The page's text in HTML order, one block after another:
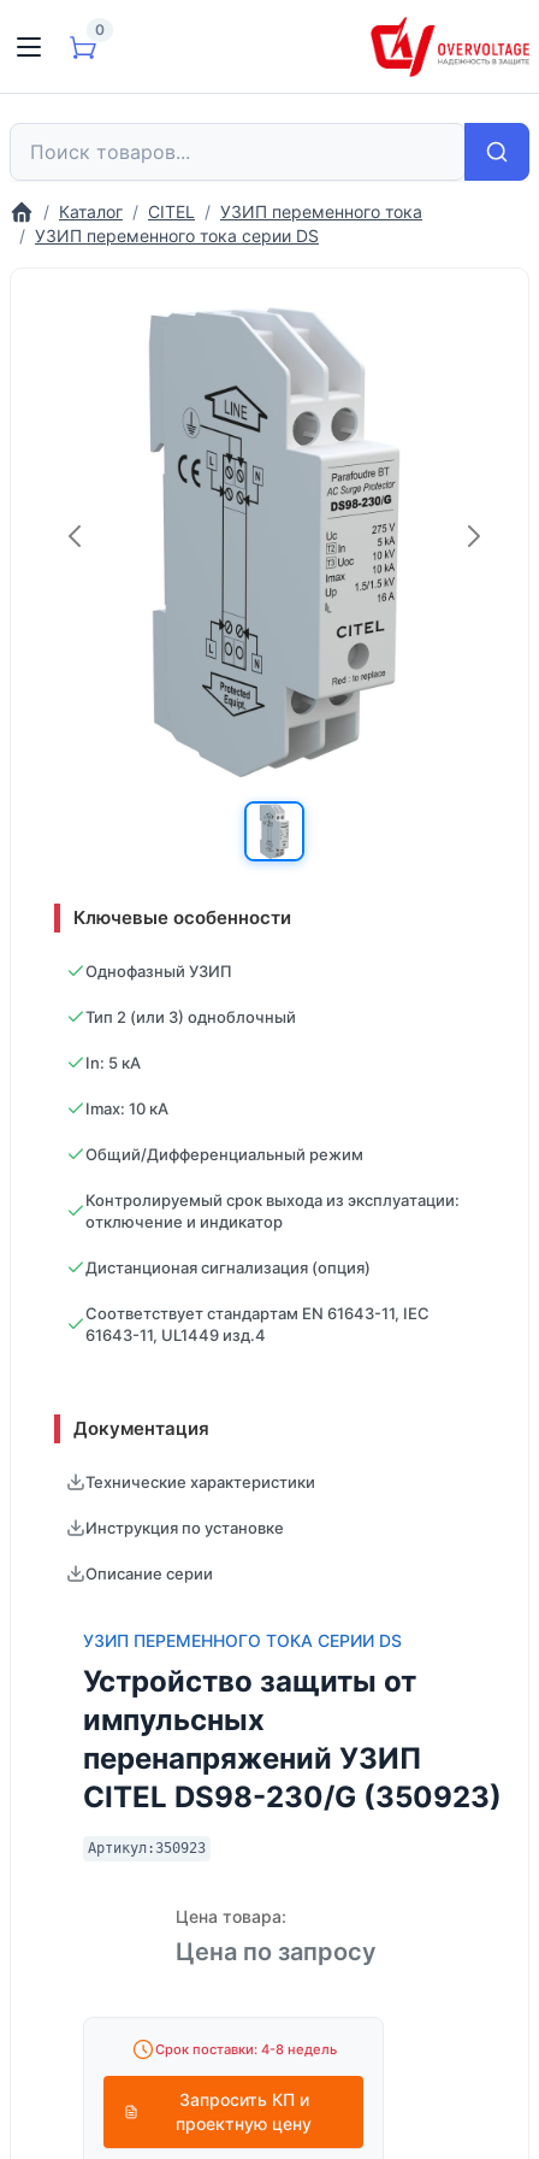
0
Каталог CITEL
УЗИП переменного тока
УЗИП переменного тока серии DS
Ключевые особенности
Однофазный УЗИП
Тип 2 (или 3) одноблочный
In: 5 кA
Imax: 10 кA
Общий/Дифференциальный режим
Контролируемый срок выхода из эксплуатации:
отключение и индикатор
Дистанционая сигнализация (опция)
Соответствует стандартам EN 61643-11, IEC
61643-11, UL1449 изд.4
Документация
Технические характеристики
Инструкция по установке
Описание серии
УЗИП ПЕРЕМЕННОГО ТОКА СЕРИИ DS
Устройство защиты от
импульсных
перенапряжений УЗИП
CITEL DS98-230/G (350923)
Артикул:350923
Цена товара:
Цена по запросу
Срок поставки: 4-8 недель
Запросить КП и
проектную цену